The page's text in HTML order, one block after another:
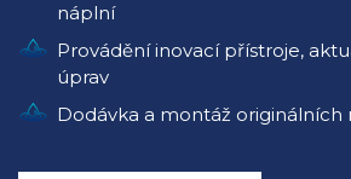
náplní
Provádění inovací přístroje,
úprav
Dodávka a montáž originálních